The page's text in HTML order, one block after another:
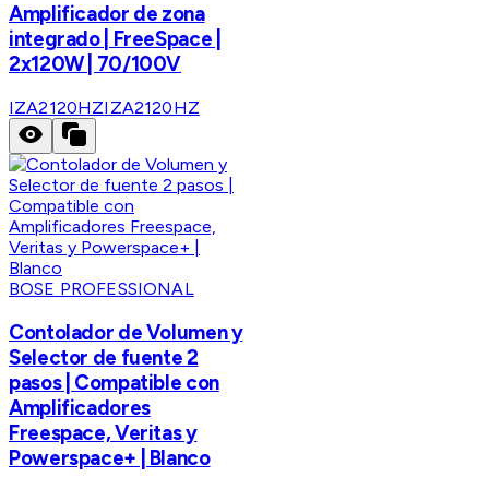
Amplificador de zona
integrado | FreeSpace |
2x120W | 70/100V
IZA2120HZIZA2120HZ
BOSE PROFESSIONAL
Contolador de Volumen y
Selector de fuente 2
pasos | Compatible con
Amplificadores
Freespace, Veritas y
Powerspace+ | Blanco